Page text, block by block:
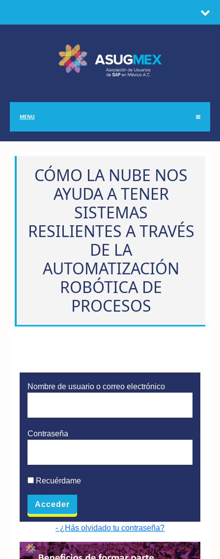
MENU
CÓMO LA NUBE NOS
AYUDA A TENER
SISTEMAS
RESILIENTES A TRAVÉS
DE LA
AUTOMATIZACIÓN
ROBÓTICA DE
PROCESOS
Nombre de usuario o correo electrónico
Contraseña
Recuérdame
- ¿Hás olvidado tu contraseña?